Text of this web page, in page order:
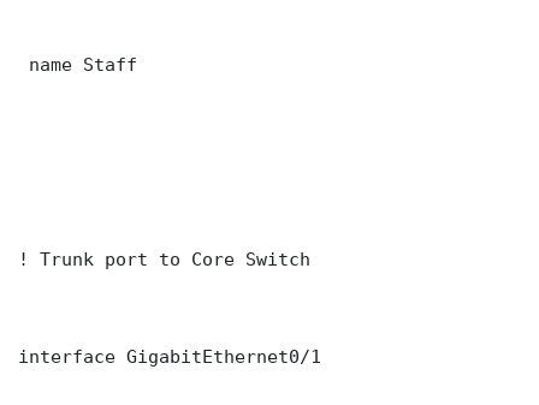
name Staff
! Trunk port to Core Switch
interface GigabitEthernet0/1